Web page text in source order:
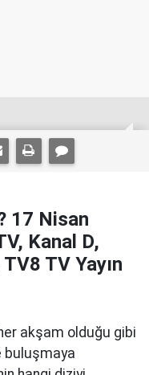
17 Nisan
Kanal D,
TV Yayın
akşam olduğu gibi
buluşmaya